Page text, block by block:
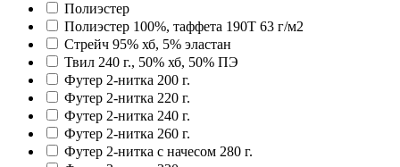
Полиэстер
Полиэстер 100%, таффета 190T 63 г/м2
Стрейч 95% хб, 5% эластан
Твил 240 г., 50% хб, 50% ПЭ
Футер 2-нитка 200 г.
Футер 2-нитка 220 г.
Футер 2-нитка 240 г.
Футер 2-нитка 260 г.
Футер 2-нитка с начесом 280 г.